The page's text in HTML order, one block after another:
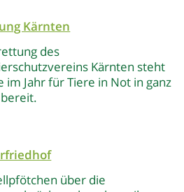
Kärnten
des
Kärnten steht
im Jahr für Tiere in Not in ganz
über die